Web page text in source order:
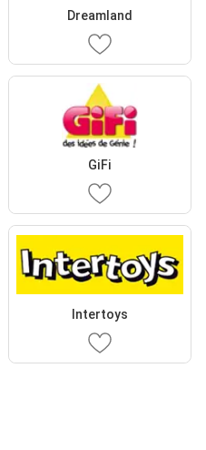
Dreamland
GiFi
Intertoys